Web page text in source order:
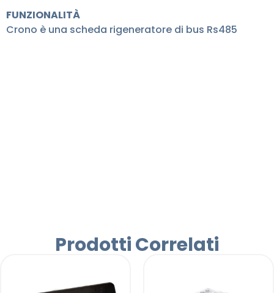
FUNZIONALITÀ
Crono è una scheda rigeneratore di bus Rs485
Prodotti Correlati